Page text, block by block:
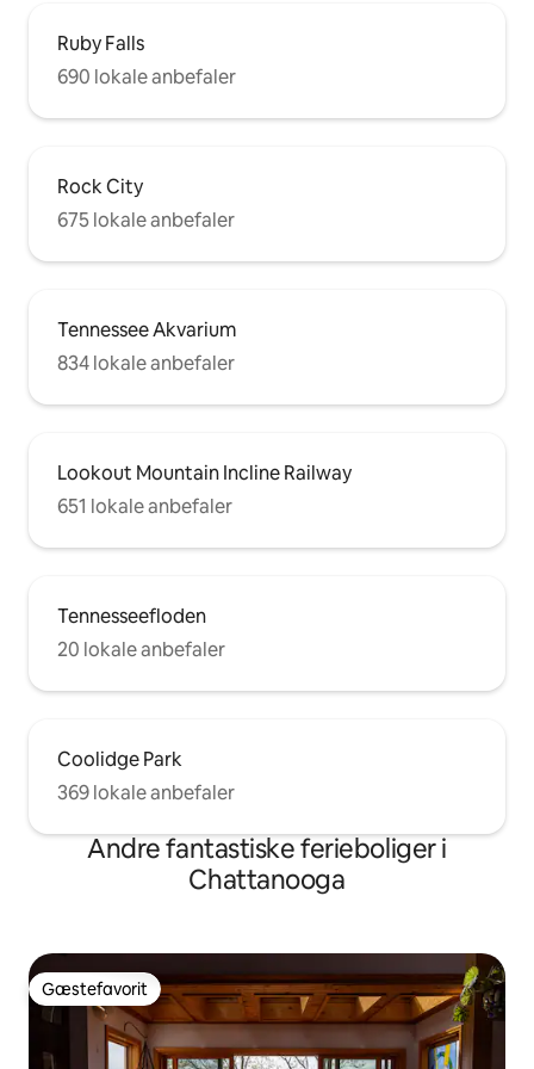
Ruby Falls
690 lokale anbefaler
Rock City
675 lokale anbefaler
Tennessee Akvarium
834 lokale anbefaler
Lookout Mountain Incline Railway
651 lokale anbefaler
Tennesseefloden
20 lokale anbefaler
Coolidge Park
369 lokale anbefaler
Andre fantastiske ferieboliger i
Chattanooga
Gæstefavorit
Gæstefavorit